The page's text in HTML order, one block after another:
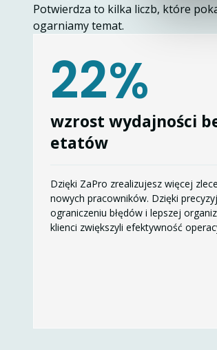
Potwierdza to kilka liczb, które
ogarniamy temat.
22%
wzrost wydajności
etatów
Dzięki ZaPro zrealizujesz więcej
nowych pracowników. Dzięki
ograniczeniu błędów i lepszej
klienci zwiększyli efektywność